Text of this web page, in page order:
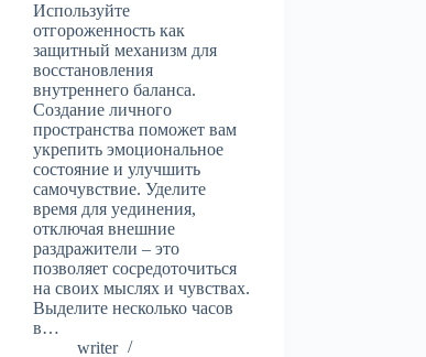
Используйте
отгороженность как
защитный механизм для
восстановления
внутреннего баланса.
Создание личного
пространства поможет вам
укрепить эмоциональное
состояние и улучшить
самочувствие. Уделите
время для уединения,
отключая внешние
раздражители – это
позволяет сосредоточиться
на своих мыслях и чувствах.
Выделите несколько часов
в…
writer